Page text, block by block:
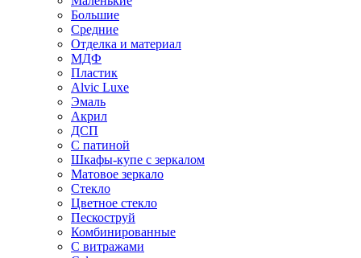
Большие
Средние
Отделка и материал
МДФ
Пластик
Alvic Luxe
Эмаль
Акрил
ДСП
С патиной
Шкафы-купе с зеркалом
Матовое зеркало
Стекло
Цветное стекло
Пескоструй
Комбинированные
С витражами